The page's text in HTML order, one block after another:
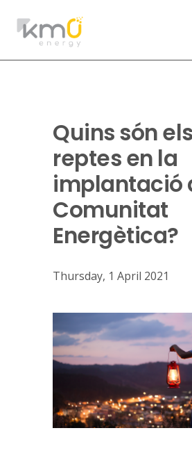
Quins són els
reptes en la
implantació
Comunitat
Energètica?
Thursday, 1 April 2021